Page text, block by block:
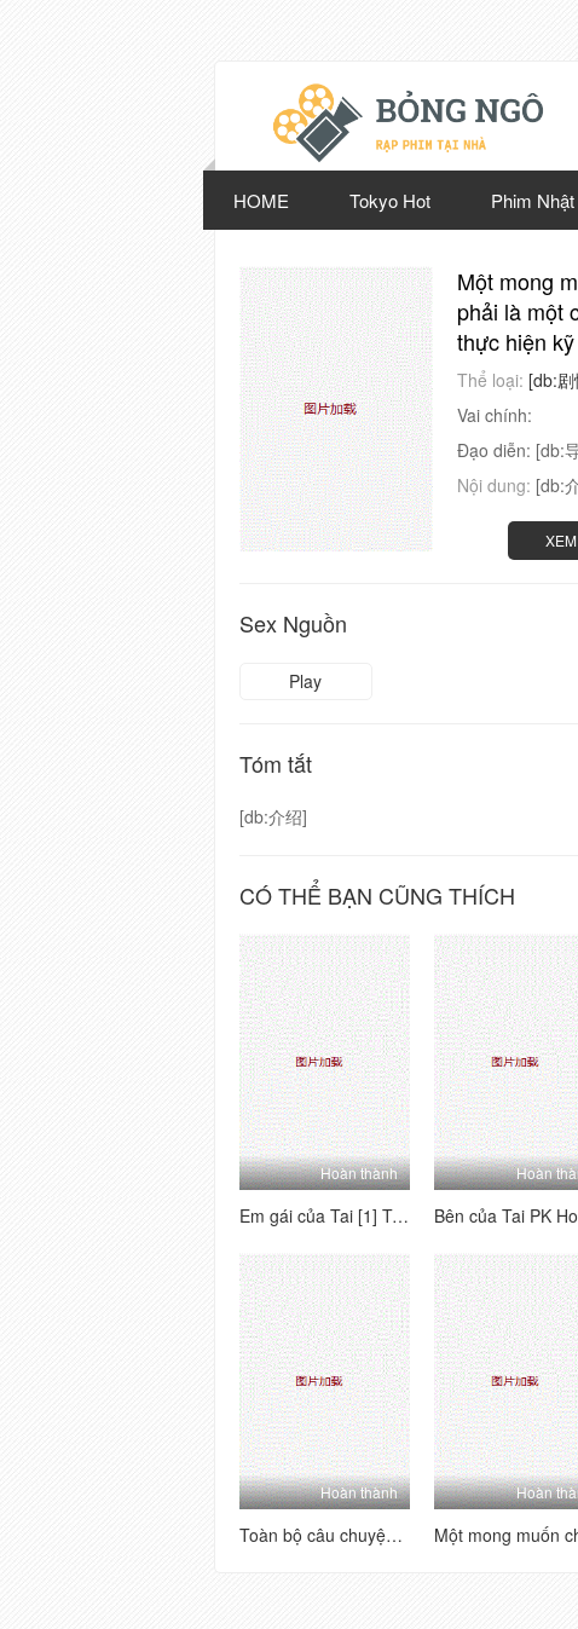
HOME Tokyo Hot Phim
Một mong
phải là một
thực hiện
Thể loại: [db:
Vai chính:
Đạo diễn: [db:
Nội dung: [db:
Sex Nguồn
Play
Tóm tắt
[db:介绍]
CÓ THỂ BẠN CŨNG THÍCH
Hoàn thành
Em gái của Tai [1] Tôi nghĩ về người mẫu này - Tôi mong chờ nó, đó là một món đồ hoàn hảo, quan hệ tình dục qua đường hậu môn, đánh hơi và phát ra các từ!
Hoàn
Hoàn thành
Toàn bộ câu chuyện về sự hồi hộp hài hước của một người bạn 3p [1] ấm lòng, thở dài, đĩ và đĩ
Hoàn